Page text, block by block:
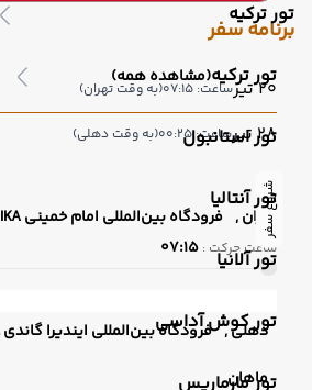
تور ترکیه
تور ترکیه(مشاهده همه)
تور استانبول
تور آنتالیا
تور آلانیا
تور کوش آداسی
تور مارماریس
برنامه سفر
20 تیر ساعت: 07:15 (به وقت تهران)
28 تیر ساعت: 00:25 (به وقت دهلی)
شروع سفر
تهران , فرودگاه بین‌المللی امام خمینی IKA
ساعت حرکت : 07:15
دهلی , فرودگاه بین‌المللی ایندیرا گاندی DEL
ماهان